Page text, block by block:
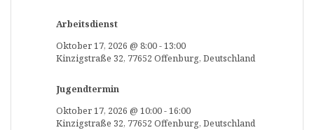
Arbeitsdienst
Oktober 17, 2026 @ 8:00-13:00
Kinzigstraße 32, 77652 Offenburg, Deutschland
Jugendtermin
Oktober 17, 2026 @ 10:00-16:00
Kinzigstraße 32, 77652 Offenburg, Deutschland